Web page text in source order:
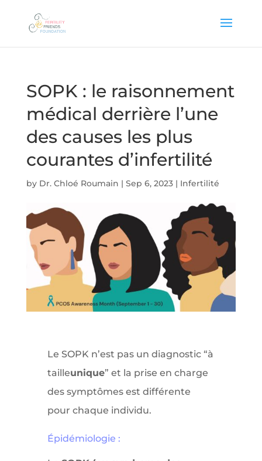
SOPK : le raisonnement
médical derrière l’une
des causes les plus
courantes d’infertilité
by Dr. Chloé Roumain | Sep 6, 2023| Infertilité
Le SOPK n’est pas un diagnostic “à
tailleunique” et la prise en charge
des symptômes est différente
pour chaque individu.
Épidémiologie :